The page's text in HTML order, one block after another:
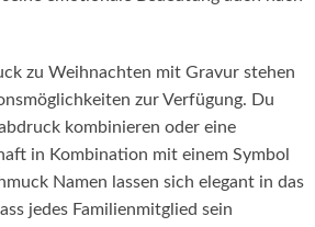
zu Weihnachten mit Gravur stehen
zur Verfügung. Du
kombinieren oder eine
in Kombination mit einem Symbol
Namen lassen sich elegant in das
jedes Familienmitglied sein